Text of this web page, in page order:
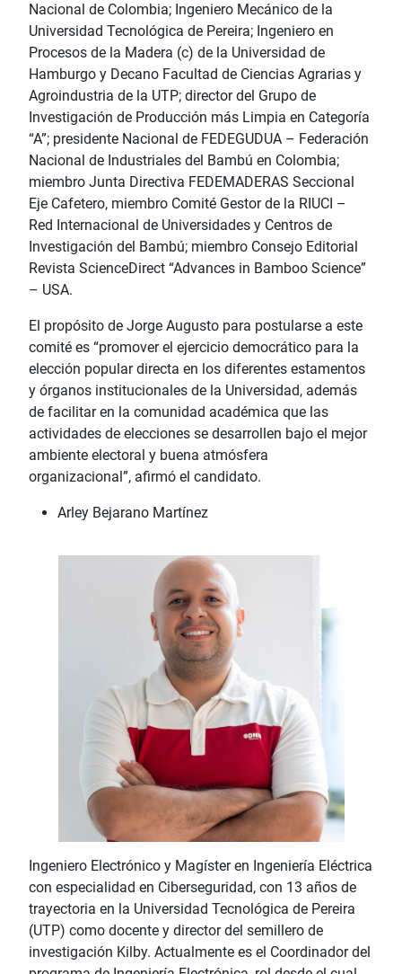
Nacional de Colombia; Ingeniero Mecánico de la
Universidad Tecnológica de Pereira; Ingeniero en
Procesos de la Madera (c) de la Universidad de
Hamburgo y Decano Facultad de Ciencias Agrarias y
Agroindustria de la UTP; director del Grupo de
Investigación de Producción más Limpia en Categoría
“A”; presidente Nacional de FEDEGUDUA – Federación
Nacional de Industriales del Bambú en Colombia;
miembro Junta Directiva FEDEMADERAS Seccional
Eje Cafetero, miembro Comité Gestor de la RIUCI –
Red Internacional de Universidades y Centros de
Investigación del Bambú; miembro Consejo Editorial
Revista ScienceDirect “Advances in Bamboo Science”
– USA.
El propósito de Jorge Augusto para postularse a este
comité es “promover el ejercicio democrático para la
elección popular directa en los diferentes estamentos
y órganos institucionales de la Universidad, además
de facilitar en la comunidad académica que las
actividades de elecciones se desarrollen bajo el mejor
ambiente electoral y buena atmósfera
organizacional”, afirmó el candidato.
Arley Bejarano Martínez
Ingeniero Electrónico y Magíster en Ingeniería Eléctrica
con especialidad en Ciberseguridad, con 13 años de
trayectoria en la Universidad Tecnológica de Pereira
(UTP) como docente y director del semillero de
investigación Kilby. Actualmente es el Coordinador del